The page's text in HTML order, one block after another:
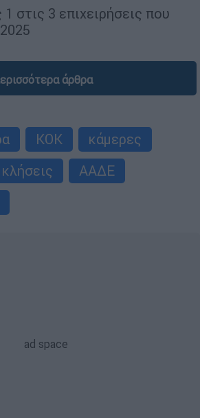
στις 3 επιχειρήσεις που
άρθρα
ΚΟΚ
κάμερες
κλήσεις
ΑΑΔΕ